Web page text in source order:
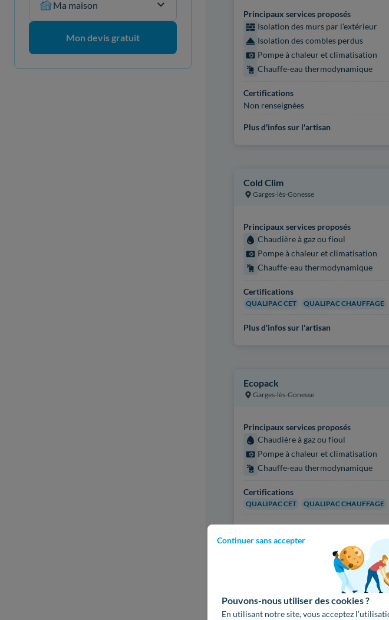
Continuer sans accepter
Pouvons-nous utiliser des cookies ?
En utilisant notre site, vous acceptez
Ma maison
Mon devis gratuit
Principaux services proposés
Isolation des murs par l'extérieur
Isolation des combles perdus
Pompe à chaleur et climatisation
Chauffe-eau thermodynamique
Certifications
Non renseignées
Plus d'infos sur l'artisan
Cold Clim
Garges-lès-Gonesse
Principaux services proposés
Chaudière à gaz ou fioul
Pompe à chaleur et climatisation
Chauffe-eau thermodynamique
Certifications
QUALIPAC CET QUALIPAC CHAUFFAGE
Plus d'infos sur l'artisan
Ecopack
Garges-lès-Gonesse
Principaux services proposés
Chaudière à gaz ou fioul
Pompe à chaleur et climatisation
Chauffe-eau thermodynamique
Certifications
QUALIPAC CET QUALIPAC CHAUFFAGE
Plus d'infos sur l'artisan